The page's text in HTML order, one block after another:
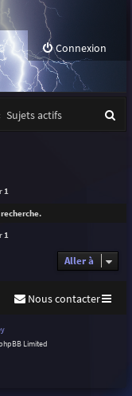
Connexion
Sujets actifs
c
1
1
Aller à
Nous contacter
Limited